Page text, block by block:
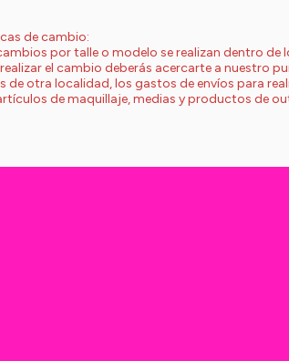
de cambio:
por talle o modelo se realizan dentro
el cambio deberás acercarte a nuestro
de otra localidad, los gastos de envíos para
de maquillaje, medias y productos de